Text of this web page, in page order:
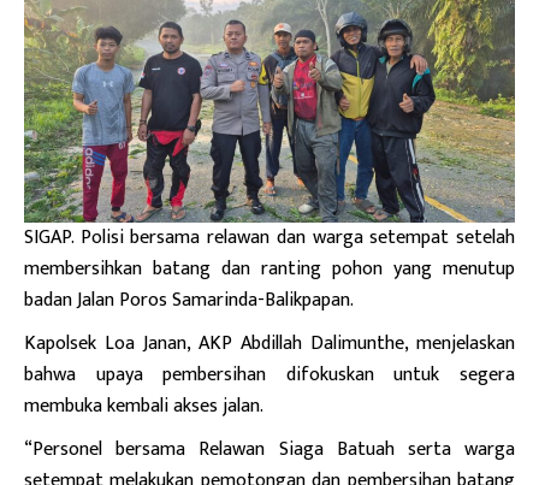
SIGAP. Polisi bersama relawan dan warga setempat setelah
membersihkan batang dan ranting pohon yang menutup
badan Jalan Poros Samarinda-Balikpapan.
Kapolsek Loa Janan, AKP Abdillah Dalimunthe, menjelaskan
bahwa upaya pembersihan difokuskan untuk segera
membuka kembali akses jalan.
“Personel bersama Relawan Siaga Batuah serta warga